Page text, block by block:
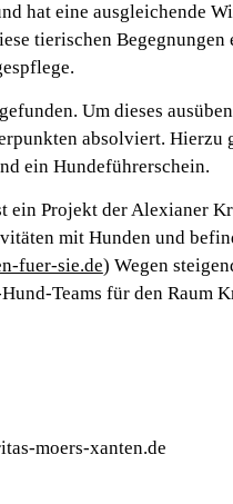
hat eine ausgleichende
tierischen
Um dieses
absolviert. Hierzu
ein Hundeführerschein.
ein Projekt der Alexianer
mit Hunden und
fuer-sie.de) Wegen
Teams für den Raum
moers-xanten.de